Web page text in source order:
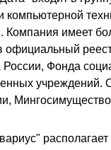
компьютерной
Компания имеет
официальный
Фонда